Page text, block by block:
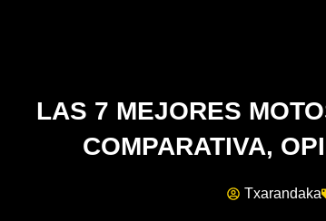
LAS 7 MEJORES
COMPARATIVA,
Txarandaka